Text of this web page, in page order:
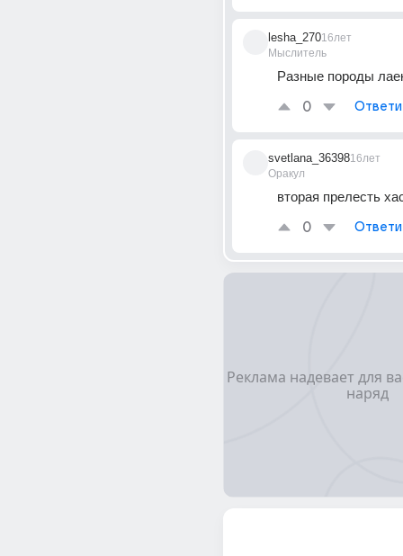
lesha_270
Мыслитель
16лет
Разные породы
0
svetlana_36398
Оракул
16лет
вторая прелесть
0